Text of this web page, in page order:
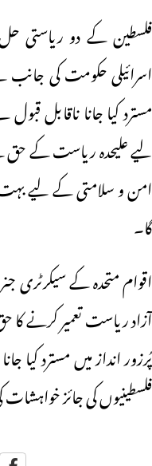
فلسطین کے دو ریاستی
اسرائیلی حکومت کی
مسترد کیا جانا ناقابل
لیے علیحدہ ریاست کے حق سے
امن و سلامتی کے لیے
گا۔
اقوام متحدہ کے سیکرٹری
آزاد ریاست تعمیر کرنے کا
پُرزور انداز میں مسترد کیا
فلسطینیوں کی جائز